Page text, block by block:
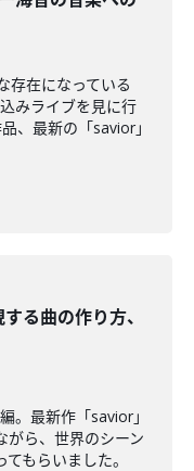
存在になっている
みライブを見に行
、最新の「savior」
る曲の作り方、
。最新作「savior」
がら、世界のシーン
もらいました。